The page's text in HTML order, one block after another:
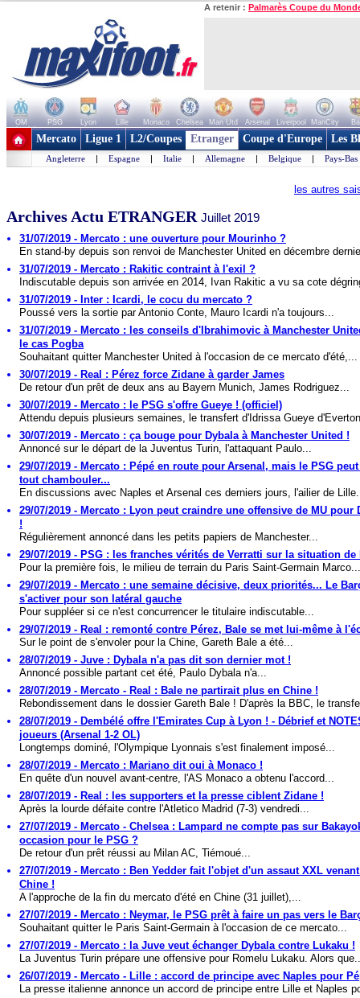
A retenir : Palmarès Coupe du
OM PSG Lyon Lille Monaco Chelsea Man Utd Arsenal Liverpool ManCity
+ de clubs
Mercato Ligue 1 L2/Coupes Etranger Coupe d'Europe Les
Angleterre | Espagne | Italie | Allemagne | Belgique | Pays-Bas
les autres
Archives Actu ETRANGER Juillet 2019
31/07/2019 - Mercato : une ouverture pour Mourinho ?
En stand-by depuis son renvoi de Manchester United en décembre
31/07/2019 - Mercato : Rakitic contraint à l'exil ?
Indiscutable depuis son arrivée en 2014, Ivan Rakitic a vu sa cote
31/07/2019 - Inter : Icardi, le cocu du mercato ?
Poussé vers la sortie par Antonio Conte, Mauro Icardi n'a toujours...
31/07/2019 - Mercato : les conseils d'Ibrahimovic à Manchester
le cas Pogba
Souhaitant quitter Manchester United à l'occasion de ce mercato d'été,...
30/07/2019 - Real : Pérez force Zidane à garder James
De retour d'un prêt de deux ans au Bayern Munich, James Rodriguez...
30/07/2019 - Mercato : le PSG s'offre Gueye ! (officiel)
Attendu depuis plusieurs semaines, le transfert d'Idrissa Gueye
30/07/2019 - Mercato : ça bouge pour Dybala à Manchester United !
Annoncé sur le départ de la Juventus Turin, l'attaquant Paulo...
29/07/2019 - Mercato : Pépé en route pour Arsenal, mais le PSG
tout chambouler...
En discussions avec Naples et Arsenal ces derniers jours, l'ailier de
29/07/2019 - Mercato : Lyon peut craindre une offensive de MU pour
!
Régulièrement annoncé dans les petits papiers de Manchester...
29/07/2019 - PSG : les franches vérités de Verratti sur la situation de
Pour la première fois, le milieu de terrain du Paris Saint-Germain Marco...
29/07/2019 - Mercato : une semaine décisive, deux priorités... Le
s'activer pour son latéral gauche
Pour suppléer si ce n'est concurrencer le titulaire indiscutable...
29/07/2019 - Real : remonté contre Pérez, Bale se met lui-même à
Sur le point de s'envoler pour la Chine, Gareth Bale a été...
28/07/2019 - Juve : Dybala n'a pas dit son dernier mot !
Annoncé possible partant cet été, Paulo Dybala n'a...
28/07/2019 - Mercato - Real : Bale ne partirait plus en Chine !
Rebondissement dans le dossier Gareth Bale ! D'après la BBC, le
28/07/2019 - Dembélé offre l'Emirates Cup à Lyon ! - Débrief et
joueurs (Arsenal 1-2 OL)
Longtemps dominé, l'Olympique Lyonnais s'est finalement imposé...
28/07/2019 - Mercato : Mariano dit oui à Monaco !
En quête d'un nouvel avant-centre, l'AS Monaco a obtenu l'accord...
28/07/2019 - Real : les supporters et la presse ciblent Zidane !
Après la lourde défaite contre l'Atletico Madrid (7-3) vendredi...
27/07/2019 - Mercato - Chelsea : Lampard ne compte pas sur
occasion pour le PSG ?
De retour d'un prêt réussi au Milan AC, Tiémoué...
27/07/2019 - Mercato : Ben Yedder fait l'objet d'un assaut XXL
Chine !
A l'approche de la fin du mercato d'été en Chine (31 juillet),...
27/07/2019 - Mercato : Neymar, le PSG prêt à faire un pas vers le
Souhaitant quitter le Paris Saint-Germain à l'occasion de ce mercato...
27/07/2019 - Mercato : la Juve veut échanger Dybala contre Lukaku !
La Juventus Turin prépare une offensive pour Romelu Lukaku. Alors
26/07/2019 - Mercato - Lille : accord de principe avec Naples pour
La presse italienne annonce un accord de principe entre Lille et Naples